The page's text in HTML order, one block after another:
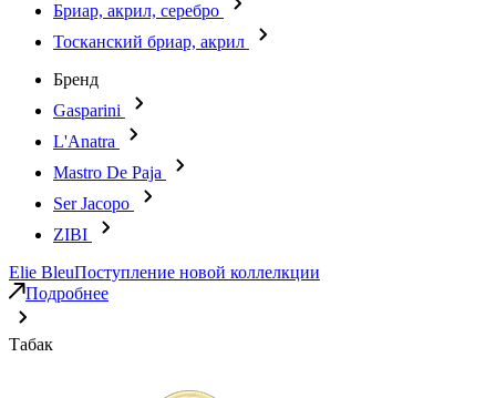
Бриар, акрил, серебро
Тосканский бриар, акрил
Бренд
Gasparini
L'Anatra
Mastro De Paja
Ser Jacopo
ZIBI
Elie BleuПоступление новой коллелкции
Подробнее
Табак